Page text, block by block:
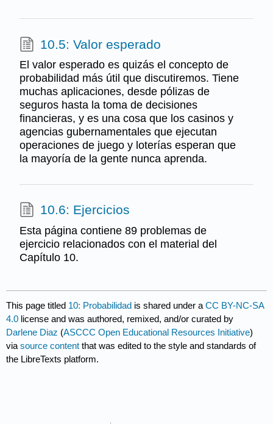
10.5: Valor esperado
El valor esperado es quizás el concepto de
probabilidad más útil que discutiremos. Tiene
muchas aplicaciones, desde pólizas de
seguros hasta la toma de decisiones
financieras, y es una cosa que los casinos y
agencias gubernamentales que ejecutan
operaciones de juego y loterías esperan que
la mayoría de la gente nunca aprenda.
10.6: Ejercicios
Esta página contiene 89 problemas de
ejercicio relacionados con el material del
Capítulo 10.
This page titled 10: Probabilidad is shared under aCC BY-NC-SA
4.0 license and was authored, remixed, and/or curated by
Darlene Diaz (ASCCC Open Educational Resources Initiative)
viasource content that was edited to the style and standards of
the LibreTexts platform.